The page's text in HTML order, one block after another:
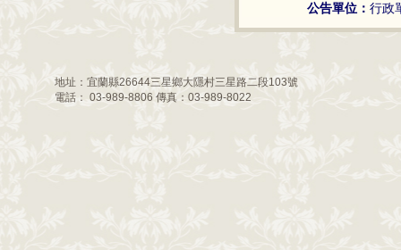
公告單位：行政
地址：宜蘭縣26644三星鄉大隱村三星路二段103號
電話： 03-989-8806 傳真：03-989-8022